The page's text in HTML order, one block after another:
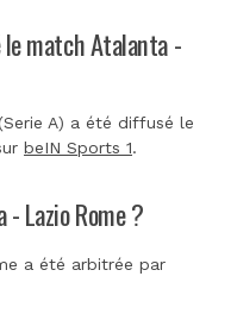
match Atalanta -
A) a été diffusé le
beIN Sports 1.
Lazio Rome ?
a été arbitrée par